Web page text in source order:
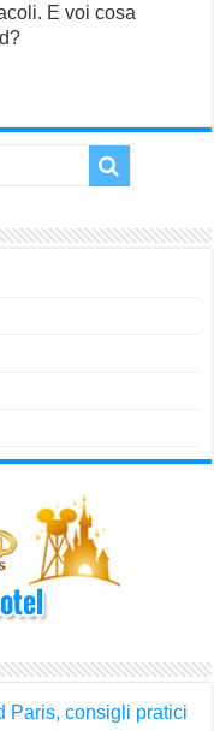
E voi cosa
Paris, consigli pratici